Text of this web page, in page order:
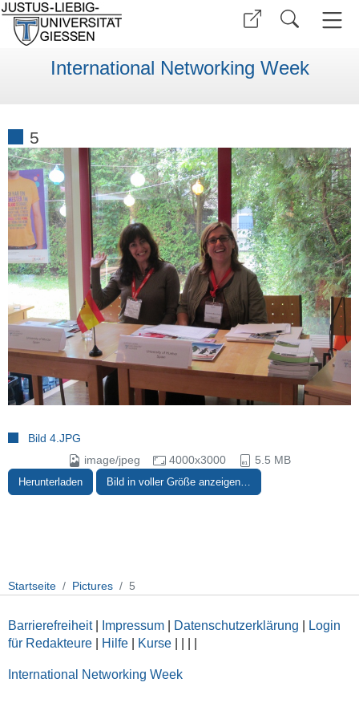
International Networking Week
5
Bild 4.JPG
image/jpeg
4000x3000 5.5 MB
Herunterladen Bild in voller Größe anzeigen…
Startseite Pictures 5
Barrierefreiheit| Impressum Datenschutzerklärung
Login
für Redakteure
Hilfe Kurse
International Networking Week